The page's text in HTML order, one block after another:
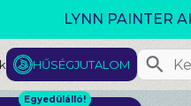
L. J. SHEN:
HŰSÉGJUTALOM
Egyedülálló!